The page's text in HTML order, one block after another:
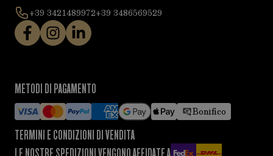
+39 3421489972+39 3486569529
METODI DI PAGAMENTO
Bonifico
TERMINI E CONDIZIONI DI VENDITA